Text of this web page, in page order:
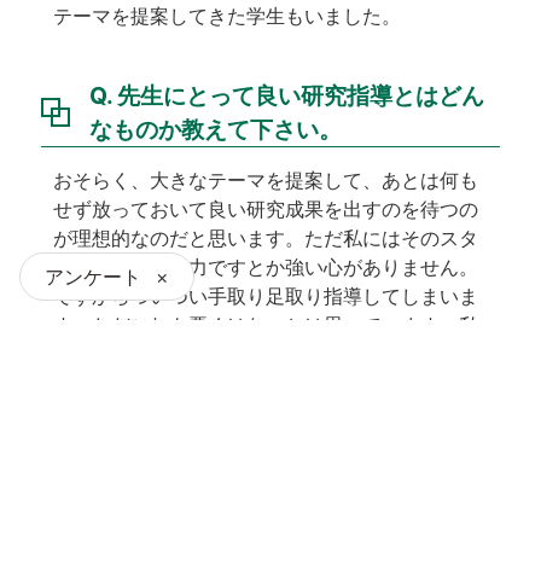
テーマを提案してきた学生もいました。
Q. 先生にとって良い研究指導とはどん
なものか教えて下さい。
おそらく、大きなテーマを提案して、あとは何も
せず放っておいて良い研究成果を出すのを待つの
が理想的なのだと思います。ただ私にはそのスタ
イルを貫く忍耐力ですとか強い心がありません。
ですからついつい手取り足取り指導してしまいま
す。ただこれも悪くはないとは思っています。私
アンケート ×